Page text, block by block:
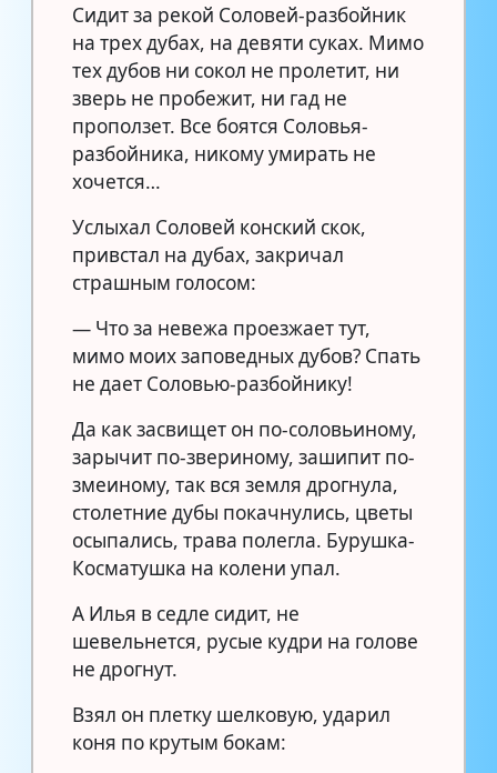
Сидит за рекой Соловей-разбойник
на трех дубах, на девяти суках. Мимо
тех дубов ни сокол не пролетит, ни
зверь не пробежит, ни гад не
проползет. Все боятся Соловья-
разбойника, никому умирать не
хочется…
Услыхал Соловей конский скок,
привстал на дубах, закричал
страшным голосом:
— Что за невежа проезжает тут,
мимо моих заповедных дубов? Спать
не дает Соловью-разбойнику!
Да как засвищет он по-соловьиному,
зарычит по-звериному, зашипит по-
змеиному, так вся земля дрогнула,
столетние дубы покачнулись, цветы
осыпались, трава полегла. Бурушка-
Косматушка на колени упал.
А Илья в седле сидит, не
шевельнется, русые кудри на голове
не дрогнут.
Взял он плетку шелковую, ударил
коня по крутым бокам: